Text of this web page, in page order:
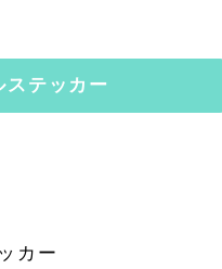
ステッカー
カー